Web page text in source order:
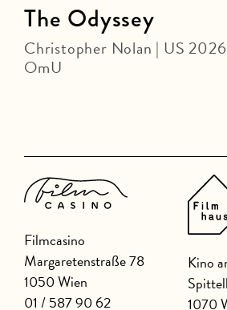
The Odyssey
Christopher Nolan | US 2026
OmU
Filmcasino
Margaretenstraße 78
1050 Wien
01 / 587 90 62
Kino
1070